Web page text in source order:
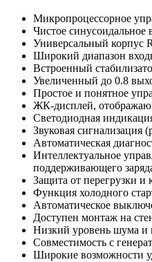
Микропроцессорное
Чистое синусоидальное
Универсальный корпус
Широкий диапазон
Встроенный
Увеличенный до 0.8
Простое и понятное
ЖК-дисплей,
Светодиодная
Звуковая сигнализация
Автоматическая
Интеллектуальное
поддерживающего
Защита от перегрузки и
Функция холодного
Автоматическое
Доступен монтаж на
Низкий уровень шума и
Совместимость с
Широкие возможности